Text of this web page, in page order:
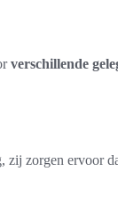
verschillende
zij zorgen ervoor